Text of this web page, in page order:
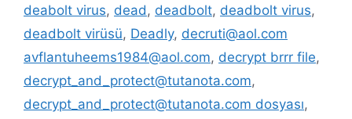
deabolt virus, dead, deadbolt, deadbolt virus,
deadbolt virüsü, Deadly, decruti@aol.com
avflantuheems1984@aol.com, decrypt brrr file,
decrypt_and_protect@tutanota.com,
decrypt_and_protect@tutanota.com dosyası,